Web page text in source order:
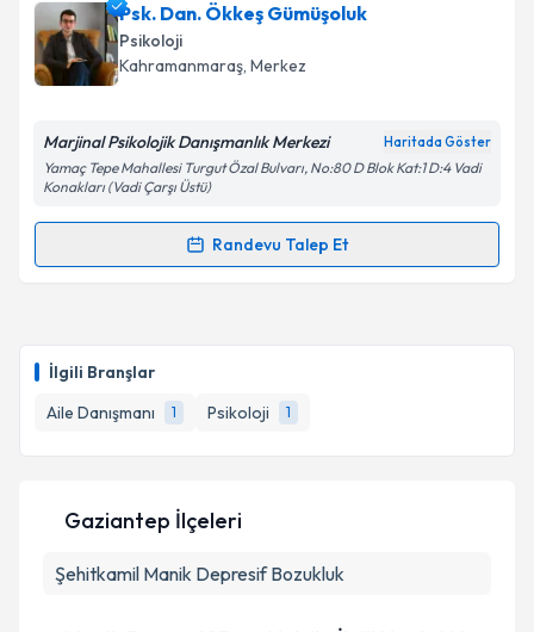
İlgili Branşlar
Aile Danışmanı
1 Psikoloji 1
Psk. Dan. Ökkeş Gümüşoluk
Psikoloji
Kahramanmaraş, Merkez
Marjinal Psikolojik Danışmanlık Merkezi Haritada Göster
Yamaç Tepe Mahallesi Turgut Özal Bulvarı, No:80 D Blok Kat:1 D:4 Vadi
Konakları (Vadi Çarşı Üstü)
Randevu Talep Et
Randevu Takvimi Talebi
için bir takvim hazırlandığında e-posta ile
bilgilendireceğiz.
E-posta Adresiniz
Kişisel verilerimin işlenmesine ilişkin
Gaziantep İlçeleri
Şehitkamil Manik Depresif Bozukluk